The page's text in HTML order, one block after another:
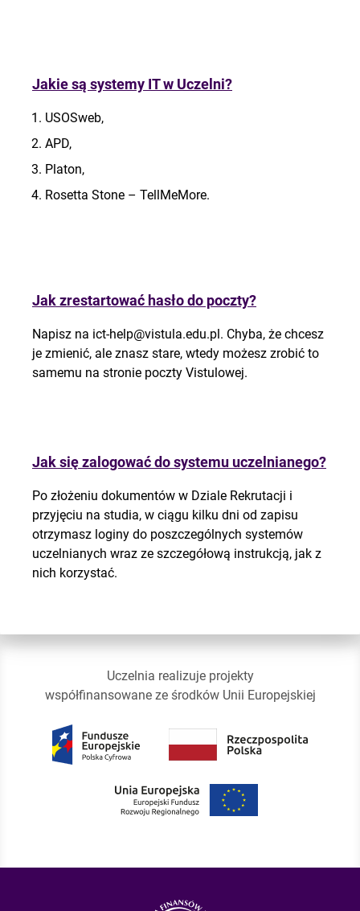
Jakie są systemy IT w Uczelni?
USOSweb,
APD,
Platon,
Rosetta Stone – TellMeMore.
Jak zrestartować hasło do poczty?
Napisz na ict-help@vistula.edu.pl . Chyba, że chcesz
je zmienić, ale znasz stare, wtedy możesz zrobić to
samemu na stronie poczty Vistulowej.
Jak się zalogować do systemu uczelnianego?
Po złożeniu dokumentów w Dziale Rekrutacji i
przyjęciu na studia, w ciągu kilku dni od zapisu
otrzymasz loginy do poszczególnych systemów
uczelnianych wraz ze szczegółową instrukcją, jak z
nich korzystać.
Uczelnia realizuje projekty
współfinansowane ze środków Unii Europejskiej